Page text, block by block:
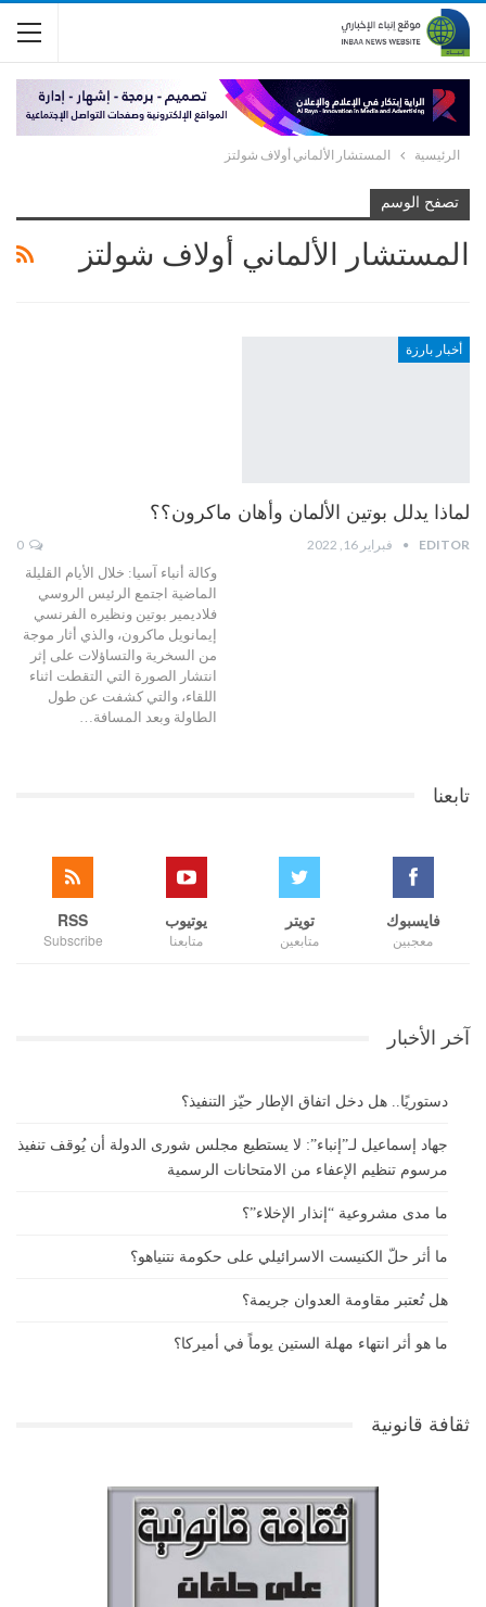
الرئيسية المستشار الألماني أولاف شولتز
تصفح الوسم
المستشار الألماني أولاف شولتز
أخبار بارزة
لماذا يدلل بوتين الألمان وأهان ماكرون؟؟
EDITOR فبراير 16, 2022
وكالة أنباء آسيا: خلال الأيام القليلة
الماضية اجتمع الرئيس الروسي
فلاديمير بوتين ونظيره الفرنسي
إيمانويل ماكرون، والذي أثار موجة
من السخرية والتساؤلات على إثر
انتشار الصورة التي التقطت اثناء
اللقاء، والتي كشفت عن طول
الطاولة وبعد المسافة…
تابعنا
فايسبوك
معجبين
تويتر
متابعين
يوتيوب
متابعنا
RSS
Subscribe
آخر الأخبار
دستوريًا.. هل دخل اتفاق الإطار حيّز التنفيذ؟
جهاد إسماعيل لـ”إنباء”: لا يستطيع مجلس شورى الدولة أن يُوقف تنفيذ
مرسوم تنظيم الإعفاء من الامتحانات الرسمية
ما مدى مشروعية “إنذار الإخلاء”؟
ما أثر حلّ الكنيست الاسرائيلي على حكومة نتنياهو؟
هل تُعتبر مقاومة العدوان جريمة؟
ما هو أثر انتهاء مهلة الستين يوماً في أميركا؟
ثقافة قانونية